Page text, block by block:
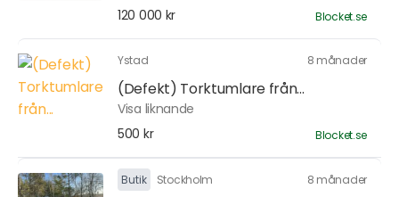
120 000 kr
Blocket.se
Ystad 8 månader
(Defekt) Torktumlare från...
Visa liknande
500 kr
Blocket.se
Butik Stockholm 8 månader